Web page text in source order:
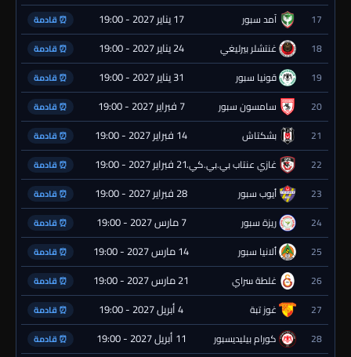
17 آمد سبور 17 يناير 2027 - 19:00 ⏰ قادمة
18 غنتشلر بيرليغي 24 يناير 2027 - 19:00 ⏰ قادمة
19 قونيا سبور 31 يناير 2027 - 19:00 ⏰ قادمة
20 سامسون سبور 7 فبراير 2027 - 19:00 ⏰ قادمة
21 بشكتاش 14 فبراير 2027 - 19:00 ⏰ قادمة
22 غازي عنتاب بي.بي.كي.21 فبراير 2027 - 19:00 ⏰ قادمة
23 أيوب سبور 28 فبراير 2027 - 19:00 ⏰ قادمة
24 ريزة سبور 7 مارس 2027 - 19:00 ⏰ قادمة
25 ألانيا سبور 14 مارس 2027 - 19:00 ⏰ قادمة
26 غلطة سراي 21 مارس 2027 - 19:00 ⏰ قادمة
27 غوز تبة 4 أبريل 2027 - 19:00 ⏰ قادمة
28 كورام بيليديسبور 11 أبريل 2027 - 19:00 ⏰ قادمة